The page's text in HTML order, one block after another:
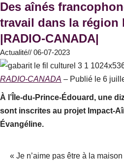
Des aînés
travail dans la région
|RADIO-CANADA|
Actualité// 06-07-2023
RADIO-CANADA – Publié le 6
À l’Île-du-Prince-Édouard, une
sont inscrites au projet Impact-
Évangéline.
« Je n’aime pas être à la